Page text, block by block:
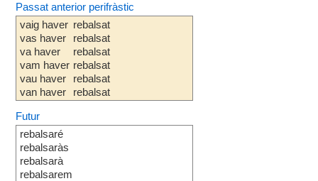
Passat anterior perifràstic
vaig haver
vas haver
va haver
vam haver
vau haver
van haver
rebalsat
rebalsat
rebalsat
rebalsat
rebalsat
rebalsat
Futur
rebalsaré
rebalsaràs
rebalsarà
rebalsarem